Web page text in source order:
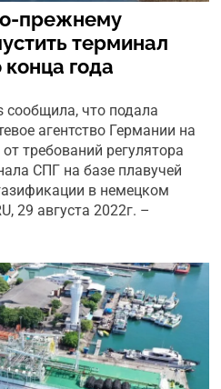
прежнему
терминал
года
сообщила, что подала
агентство Германии на
требований регулятора
СПГ на базе плавучей
в немецком
29 августа 2022г. –